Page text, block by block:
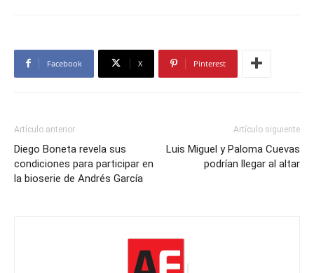
Facebook X Pinterest
Artículo anterior
Diego Boneta revela sus
condiciones para participar en
la bioserie de Andrés García
Artículo siguiente
Luis Miguel y Paloma Cuevas
podrían llegar al altar